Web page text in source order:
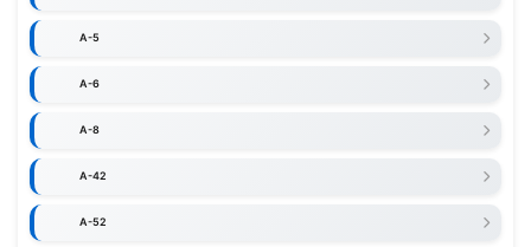
A-5
A-6
A-8
A-42
A-52